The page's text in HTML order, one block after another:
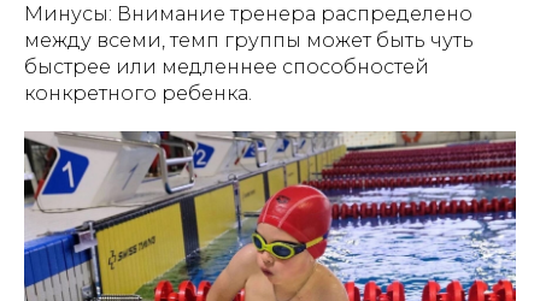
Минусы: Внимание тренера распределено
между всеми, темп группы может быть чуть
быстрее или медленнее способностей
конкретного ребенка.